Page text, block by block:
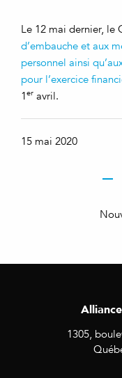
Le 12 mai dernier, le
d’embauche et aux
personnel ainsi
pour l’exercice
1er avril.
15 mai 2020
1305,